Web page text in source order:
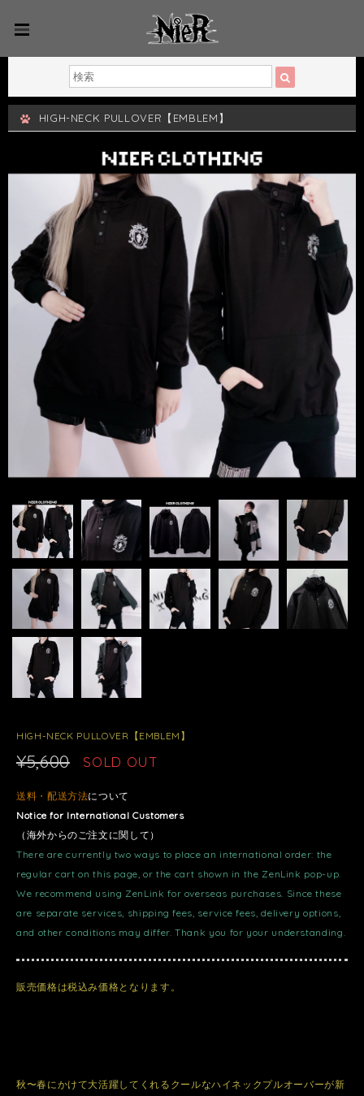
HIGH-NECK PULLOVER【EMBLEM】
HIGH-NECK PULLOVER【EMBLEM】
¥5,600 SOLD OUT
送料・配送方法について
Notice for International Customers
（海外からのご注文に関して）
There are currently two ways to place an international order: the
regular cart on this page, or the cart shown in the ZenLink pop-up.
We recommend using ZenLink for overseas purchases. Since these
are separate services, shipping fees, service fees, delivery options,
and other conditions may differ. Thank you for your understanding.
販売価格は税込み価格となります。
秋〜春にかけて大活躍してくれるクールなハイネックプルオーバーが新